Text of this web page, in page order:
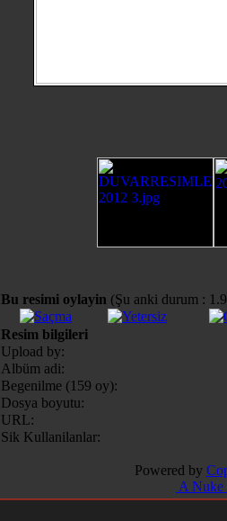
Bu resimi oylayin (Şu anki durum :
Resim bilgileri
Upload by:
Albüm adi:
Begenilme (159 oy):
Dosya boyutu:
URL:
Sik Kullanilanlar:
Powered by
A Nuke